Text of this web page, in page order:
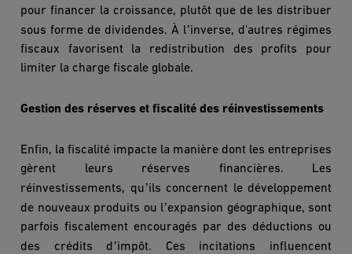
pour financer la croissance, plutôt que de les distribuer
sous forme de dividendes. À l’inverse, d'autres régimes
fiscaux favorisent la redistribution des profits pour
limiter la charge fiscale globale.
Gestion des réserves et fiscalité des réinvestissements
Enfin, la fiscalité impacte la manière dont les entreprises
gèrent leurs réserves financières. Les
réinvestissements, qu’ils concernent le développement
de nouveaux produits ou l’expansion géographique, sont
parfois fiscalement encouragés par des déductions ou
des crédits d ’impôt. Ces incitations influencent